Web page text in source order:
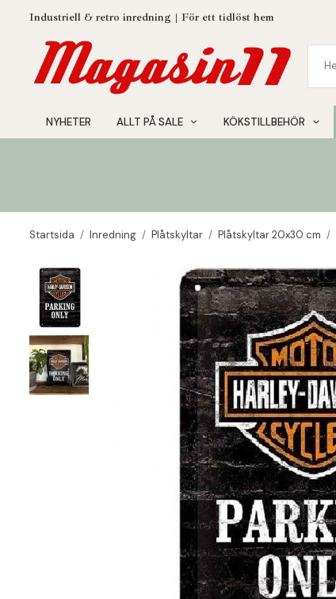
Industriell & retro inredning | För ett tidlöst hem
NYHETER ALLT PÅ SALE KÖKSTILLBEHÖR
Startsida / Inredning / Plåtskyltar / Plåtskyltar 20x30 cm /